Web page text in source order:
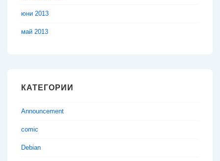
юни 2013
май 2013
КАТЕГОРИИ
Announcement
comic
Debian